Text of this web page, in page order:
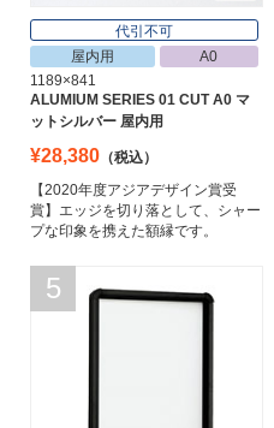
代引不可
屋内用
A0
1189×841
ALUMIUM SERIES 01 CUT A0 マ
ットシルバー 屋内用
¥28,380 （税込）
【2020年度アジアデザイン賞受
賞】エッジを切り落として、シャー
プな印象を携えた額縁です。
5